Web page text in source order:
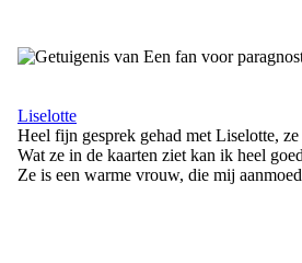
Liselotte
Heel fijn gesprek gehad met Liselotte,
Wat ze in de kaarten ziet kan ik heel
Ze is een warme vrouw, die mij